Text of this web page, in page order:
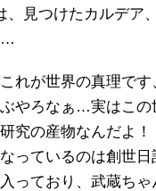
、見つけたカルデア
…
れが世界の真理で
やろなぁ…実はこの
究の産物なんだよ！
っているのは創世日
っており、武蔵ち